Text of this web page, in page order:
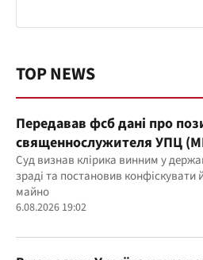
TOP NEWS
Передавав фсб дані про
священнослужителя УПЦ
років
Суд визнав клірика винним у
зраді та постановив конфіскувати
майно
6.08.2026 19:02